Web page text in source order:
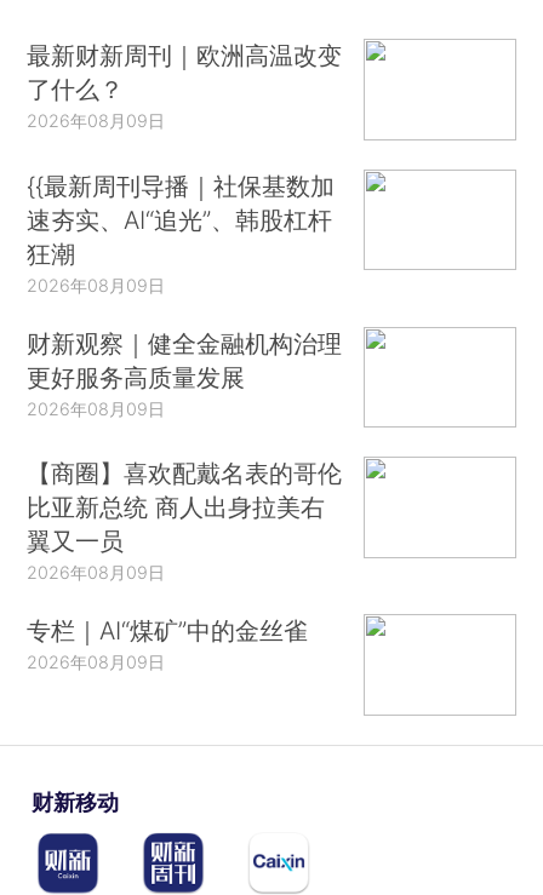
最新财新周刊｜欧洲高温改变
了什么？
2026年08月09日
{{最新周刊导播｜社保基数加
速夯实、AI“追光”、韩股杠杆
狂潮
2026年08月09日
财新观察｜健全金融机构治理
更好服务高质量发展
2026年08月09日
【商圈】喜欢配戴名表的哥伦
比亚新总统 商人出身拉美右
翼又一员
2026年08月09日
专栏｜AI“煤矿”中的金丝雀
2026年08月09日
财新移动